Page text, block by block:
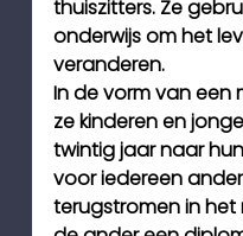
thuiszitters. Ze
onderwijs om het
veranderen.
In de vorm van een
ze kinderen en
twintig jaar naar
voor iedereen
terugstromen in het